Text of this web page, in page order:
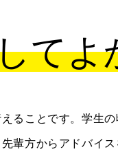
てよ
ることです。学生
輩方からアドバイ